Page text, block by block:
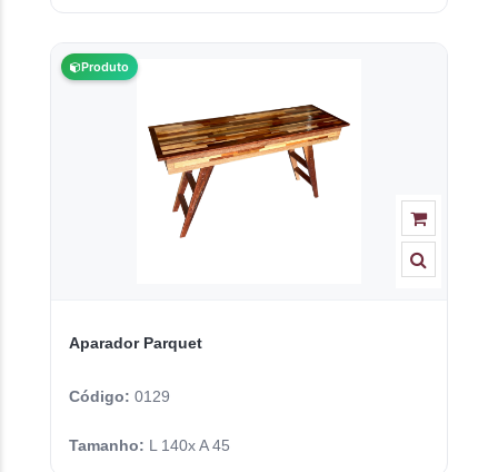
Produto
Aparador Parquet
Código: 0129
Tamanho: L 140x A 45